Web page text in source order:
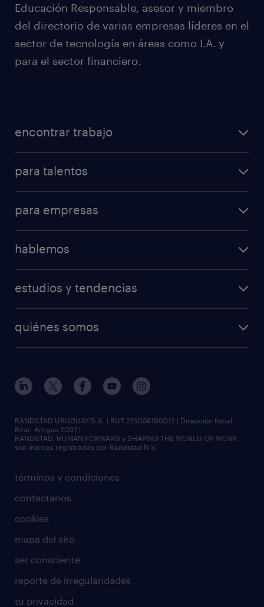
Educación Responsable, asesor y miembro
del directorio de varias empresas líderes en el
sector de tecnología en áreas como I.A. y
para el sector financiero.
encontrar trabajo
para talentos
para empresas
hablemos
estudios y tendencias
quiénes somos
términos y condiciones
contactanos
cookies
mapa del sito
ser consciente
reporte de irregularidades
tu privacidad
RANDSTAD URUGUAY S.A. | RUT 215008190012 | Dirección fiscal:
Bvar. Artigas 2097 |
RANDSTAD, HUMAN FORWARD y SHAPING THE WORLD OF WORK
son marcas registradas por Randstad N.V.